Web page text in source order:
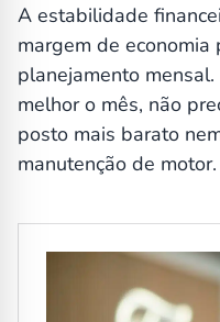
A estabilidade
margem de
planejamento
melhor o mês, não
posto mais barato
manutenção de